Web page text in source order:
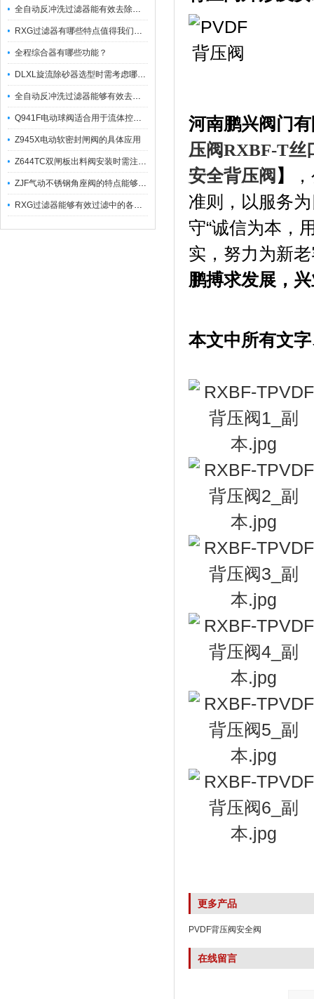
全自动反冲洗过滤器能有效去除过滤介质上的杂质
RXG过滤器有哪些特点值得我们选择？
全程综合器有哪些功能？
DLXL旋流除砂器选型时需考虑哪些因素？
全自动反冲洗过滤器能够有效去除不同粒径的固体杂
Q941F电动球阀适合用于流体控制需要迅速反应的场合
Z945X电动软密封闸阀的具体应用
Z644TC双闸板出料阀安装时需注意哪些事项？
ZJF气动不锈钢角座阀的特点能够稳定地控制介质流量
RXG过滤器能够有效过滤中的各种杂质
河南鹏兴阀门
压阀RXBF-T丝
安全背压阀 】 ，
准则，以服务
守“诚信为本，
实，努力为新
鹏搏求发展，
本文中所有文
更多产品
PVDF背压阀安全阀
在线留言